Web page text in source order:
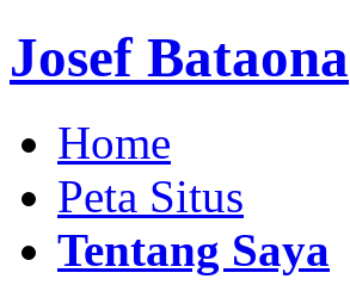
Josef Bataona
Home
Peta Situs
Tentang Saya